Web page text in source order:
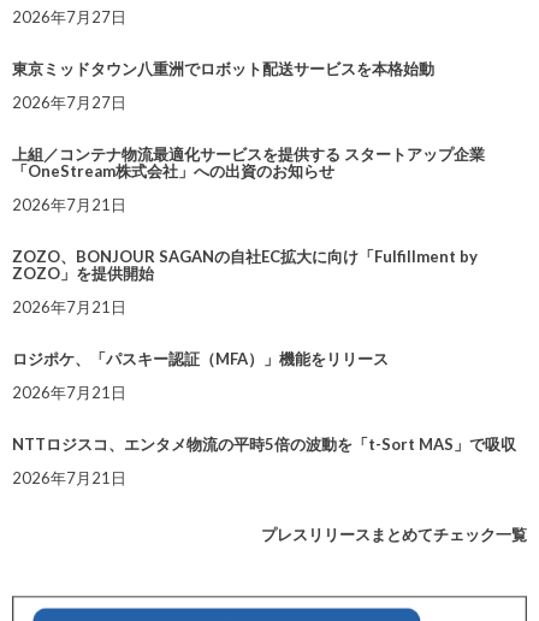
2026年7月27日
東京ミッドタウン八重洲でロボット配送サービスを本格始動
2026年7月27日
上組／コンテナ物流最適化サービスを提供する スタートアップ企業
「OneStream株式会社」への出資のお知らせ
2026年7月21日
ZOZO、BONJOUR SAGANの自社EC拡大に向け「Fulfillment by
ZOZO」を提供開始
2026年7月21日
ロジポケ、「パスキー認証（MFA）」機能をリリース
2026年7月21日
NTTロジスコ、エンタメ物流の平時5倍の波動を「t-Sort MAS」で吸収
2026年7月21日
プレスリリースまとめてチェック一覧